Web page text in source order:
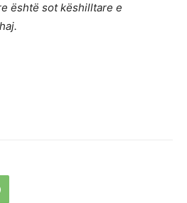
është sot këshilltare e